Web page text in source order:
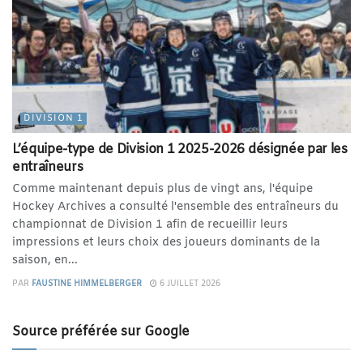
DIVISION 1
L’équipe-type de Division 1 2025-2026 désignée par les
entraîneurs
Comme maintenant depuis plus de vingt ans, l'équipe
Hockey Archives a consulté l'ensemble des entraîneurs du
championnat de Division 1 afin de recueillir leurs
impressions et leurs choix des joueurs dominants de la
saison, en...
PAR FAUSTINE HIMMELBERGER 6 JUILLET 2026
Source préférée sur Google